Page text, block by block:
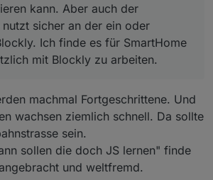
kann. Aber auch der
sicher an der ein oder
Ich finde es für SmartHome
mit Blockly zu arbeiten.
machmal Fortgeschrittene. Und
wachsen ziemlich schnell. Da sollte
sein.
sollen die doch JS lernen" finde
und weltfremd.